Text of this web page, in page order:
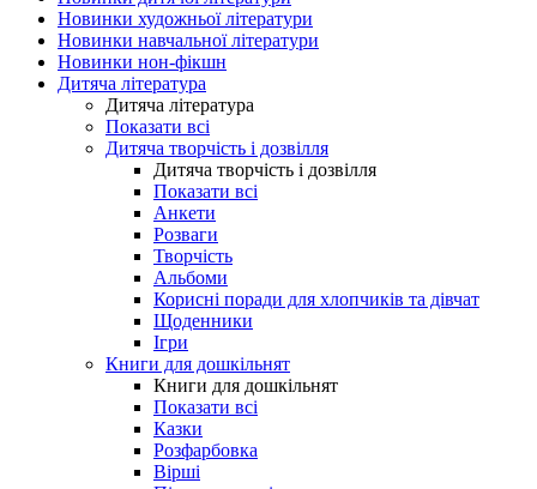
Новинки художньої літератури
Новинки навчальної літератури
Новинки нон-фікшн
Дитяча література
Дитяча література
Показати всі
Дитяча творчість і дозвілля
Дитяча творчість і дозвілля
Показати всі
Анкети
Розваги
Творчість
Альбоми
Корисні поради для хлопчиків та дівчат
Щоденники
Ігри
Книги для дошкільнят
Книги для дошкільнят
Показати всі
Казки
Розфарбовка
Вірші